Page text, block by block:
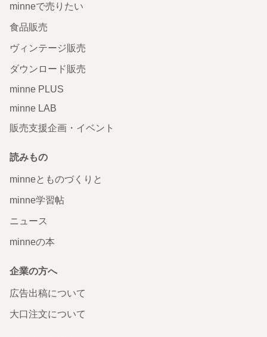
minneで売りたい
食品販売
ヴィンテージ販売
ダウンロード販売
minne PLUS
minne LAB
販売支援企画・イベント
読みもの
minneとものづくりと
minne学習帖
ニュース
minneの本
企業の方へ
広告出稿について
大口注文について